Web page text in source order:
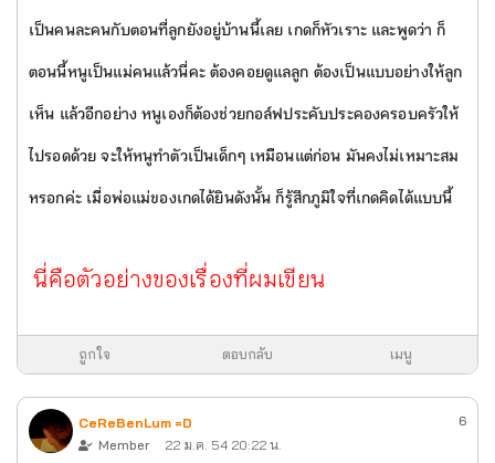
เป็นคนละคนกับตอนที่ลูกยังอยู่บ้านนี้เลย เกดก็หัวเราะ และพูดว่า ก็
ตอนนี้หนูเป็นแม่คนแล้วนี่คะ ต้องคอยดูแลลูก ต้องเป็นแบบอย่างให้ลูก
เห็น แล้วอีกอย่าง หนูเองก็ต้องช่วยกอล์ฟประคับประคองครอบครัวให้
ไปรอดด้วย จะให้หนูทำตัวเป็นเด็กๆ เหมือนแต่ก่อน มันคงไม่เหมาะสม
หรอกค่ะ เมื่อพ่อแม่ของเกดได้ยินดังนั้น ก็รู้สึกภูมิใจที่เกดคิดได้แบบนี้
นี่คือตัวอย่างของเรื่องที่ผมเขียน
ถูกใจ ตอบกลับ เมนู
CeReBenLum =D
Member
22 ม.ค. 54 20:22 น.
6